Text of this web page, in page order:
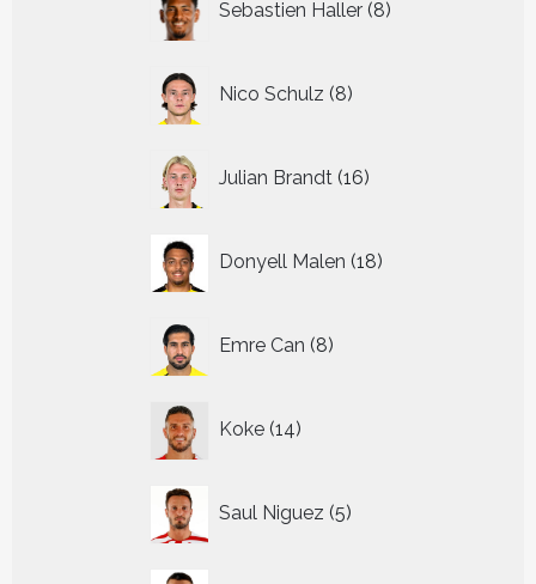
Sebastien Haller 8
producten
Nico Schulz 8
producten
Julian Brandt 16
producten
Donyell Malen 18
producten
Emre Can 8
producten
Koke 14
producten
Saul Niguez 5
producten